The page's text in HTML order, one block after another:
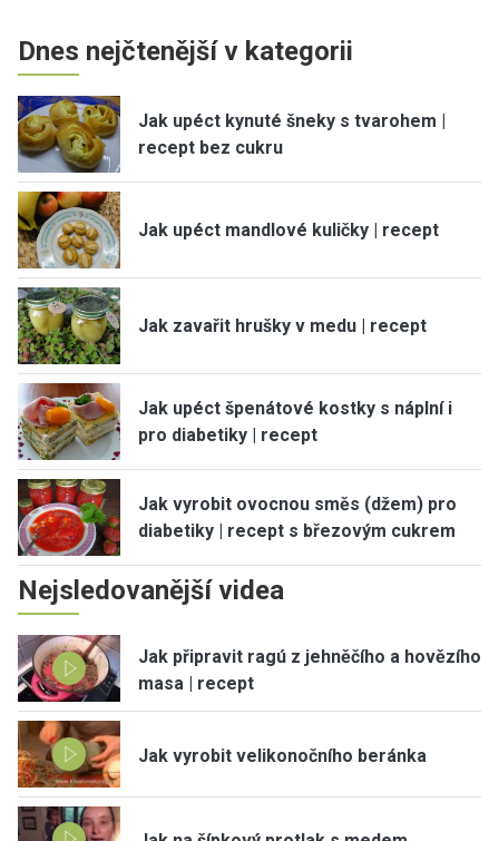
Dnes nejčtenější v kategorii
Jak upéct kynuté šneky s tvarohem |
recept bez cukru
Jak upéct mandlové kuličky | recept
Jak zavařit hrušky v medu | recept
Jak upéct špenátové kostky s náplní i
pro diabetiky | recept
Jak vyrobit ovocnou směs (džem) pro
diabetiky | recept s březovým cukrem
Nejsledovanější videa
Jak připravit ragú z jehněčího a hovězího
masa | recept
Jak vyrobit velikonočního beránka